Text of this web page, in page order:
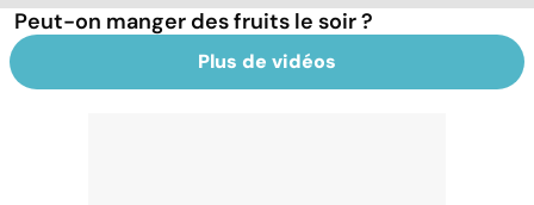
Peut-on manger des fruits le soir ?
Plus de vidéos